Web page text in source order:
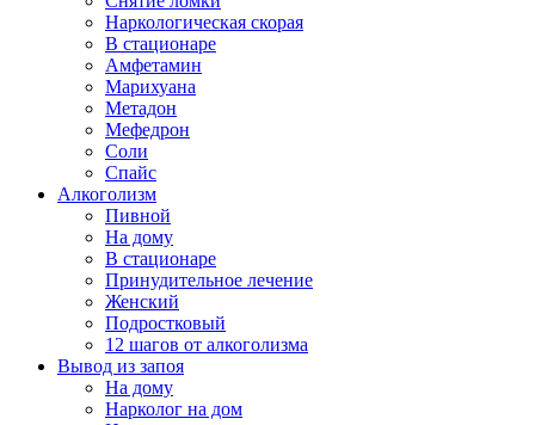
Наркологическая скорая
В стационаре
Амфетамин
Марихуана
Метадон
Мефедрон
Соли
Спайс
Алкоголизм
Пивной
На дому
В стационаре
Принудительное лечение
Женский
Подростковый
12 шагов от алкоголизма
Вывод из запоя
На дому
Нарколог на дом